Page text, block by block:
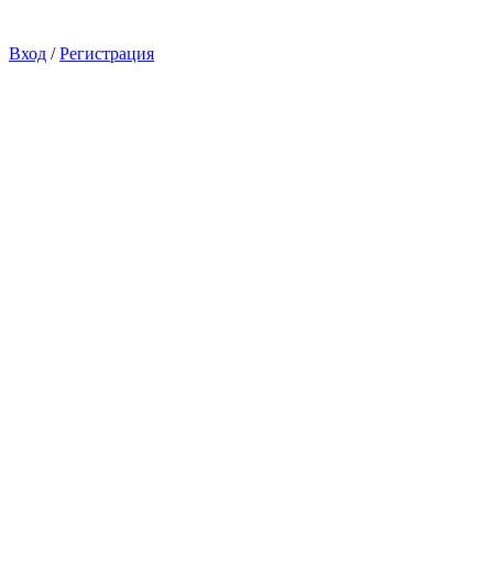
Вход / Регистрация